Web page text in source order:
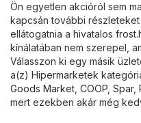
Ön egyetlen akcióról sem
kapcsán további
ellátogatnia a hivatalos
kínálatában nem szerepel,
Válasszon ki egy másik
a(z) Hipermarketek
Goods Market, COOP, Spar,
mert ezekben akár még